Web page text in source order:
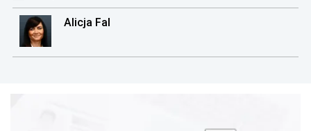
Alicja Fal